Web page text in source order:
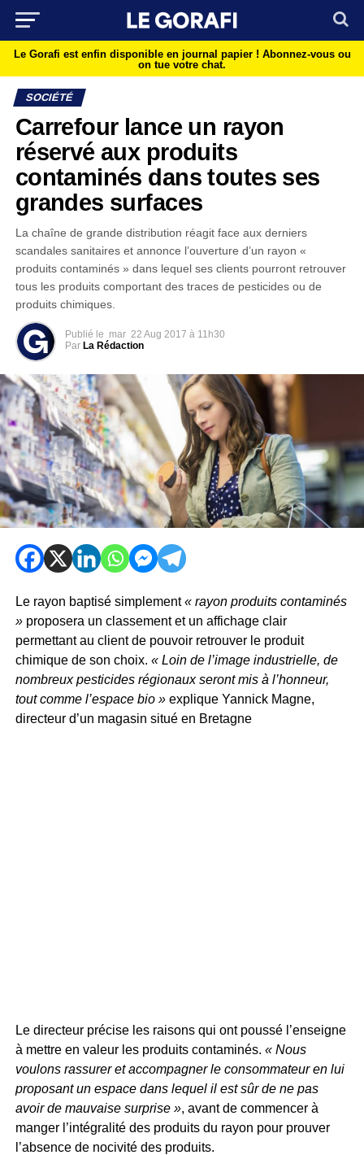
Le Gorafi est enfin disponible en journal papier ! Abonnez-vous ou
on tue votre chat.
SOCIÉTÉ
Carrefour lance un rayon
réservé aux produits
contaminés dans toutes ses
grandes surfaces
La chaîne de grande distribution réagit face aux derniers
scandales sanitaires et annonce l’ouverture d’un rayon «
produits contaminés » dans lequel ses clients pourront retrouver
tous les produits comportant des traces de pesticides ou de
produits chimiques.
Publié le mar 22 Aug 2017 à 11h30
Par La Rédaction
Le rayon baptisé simplement« rayon produits contaminés
»proposera un classement et un affichage clair
permettant au client de pouvoir retrouver le produit
chimique de son choix. « Loin de l’image industrielle, de
nombreux pesticides régionaux seront mis à l’honneur,
tout comme l’espace bio »explique Yannick Magne,
directeur d’un magasin situé en Bretagne
Le directeur précise les raisons qui ont poussé l’enseigne
à mettre en valeur les produits contaminés. « Nous
voulons rassurer et accompagner le consommateur en lui
proposant un espace dans lequel il est sûr de ne pas
avoir de mauvaise surprise », avant de commencer à
manger l’intégralité des produits du rayon pour prouver
l’absence de nocivité des produits.